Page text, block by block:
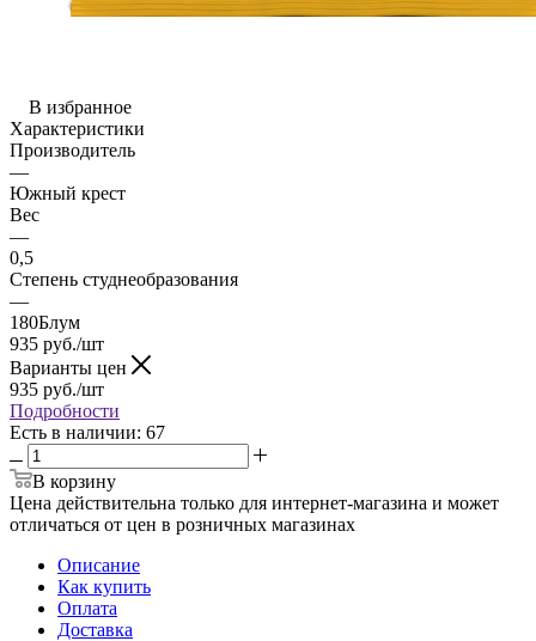
В избранное
Характеристики
Производитель
—
Южный крест
Вес
—
0,5
Степень студнеобразования
—
180Блум
935 руб./шт
Варианты цен
935 руб./шт
Подробности
Есть в наличии: 67
В корзину
Цена действительна только для интернет-магазина и может
отличаться от цен в розничных магазинах
Описание
Как купить
Оплата
Доставка